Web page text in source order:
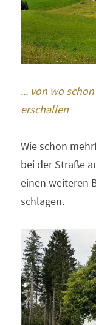
... von wo
erschallen
Wie schon
bei der Straße
einen weiteren
schlagen.